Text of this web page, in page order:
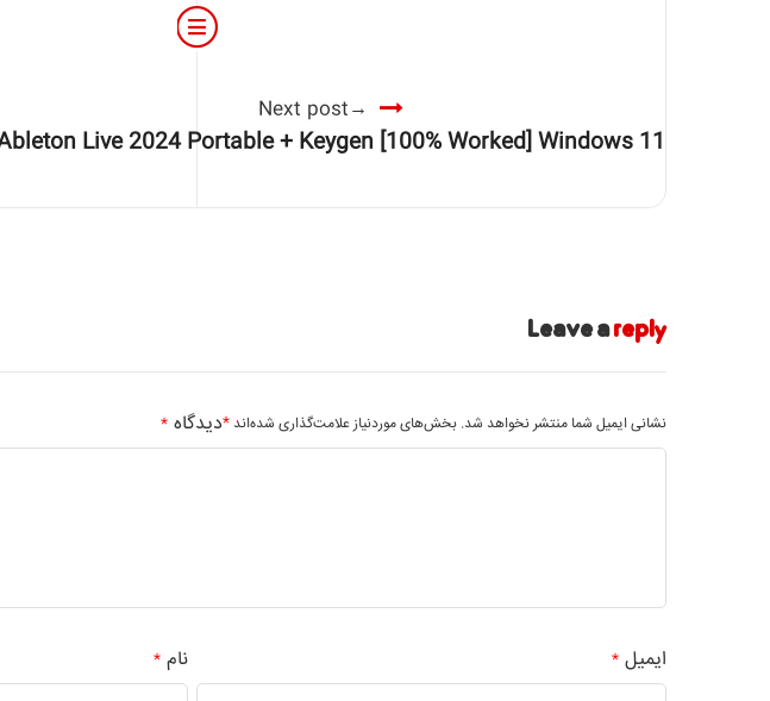
Next post
Live 2024 Portable + Keygen [100% Worked] Windows 11
Leave areply
نشانی ایمیل شما منتشر نخواهد شد. بخش‌های موردنیاز علامت‌گذاری شده‌اند *دیدگاه *
نام* ایمیل*